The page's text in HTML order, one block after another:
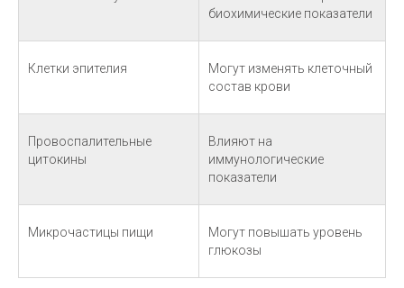
биохимические показатели
Клетки эпителия
Могут изменять клеточный
состав крови
Провоспалительные
цитокины
Влияют на
иммунологические
показатели
Микрочастицы пищи
Могут повышать уровень
глюкозы